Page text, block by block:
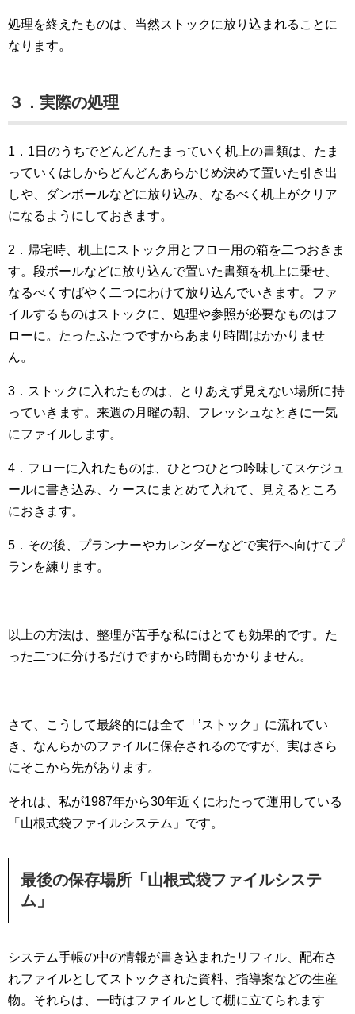
処理を終えたものは、当然ストックに放り込まれることに
なります。
３．実際の処理
1．1日のうちでどんどんたまっていく机上の書類は、たま
っていくはしからどんどんあらかじめ決めて置いた引き出
しや、ダンボールなどに放り込み、なるべく机上がクリア
になるようにしておきます。
2．帰宅時、机上にストック用とフロー用の箱を二つおきま
す。段ボールなどに放り込んで置いた書類を机上に乗せ、
なるべくすばやく二つにわけて放り込んでいきます。ファ
イルするものはストックに、処理や参照が必要なものはフ
ローに。たったふたつですからあまり時間はかかりませ
ん。
3．ストックに入れたものは、とりあえず見えない場所に持
っていきます。来週の月曜の朝、フレッシュなときに一気
にファイルします。
4．フローに入れたものは、ひとつひとつ吟味してスケジュ
ールに書き込み、ケースにまとめて入れて、見えるところ
におきます。
5．その後、プランナーやカレンダーなどで実行へ向けてプ
ランを練ります。
以上の方法は、整理が苦手な私にはとても効果的です。た
った二つに分けるだけですから時間もかかりません。
さて、こうして最終的には全て「’ストック」に流れてい
き、なんらかのファイルに保存されるのですが、実はさら
にそこから先があります。
それは、私が1987年から30年近くにわたって運用している
「山根式袋ファイルシステム」です。
最後の保存場所「山根式袋ファイルシステ
ム」
システム手帳の中の情報が書き込まれたリフィル、配布さ
れファイルとしてストックされた資料、指導案などの生産
物。それらは、一時はファイルとして棚に立てられます